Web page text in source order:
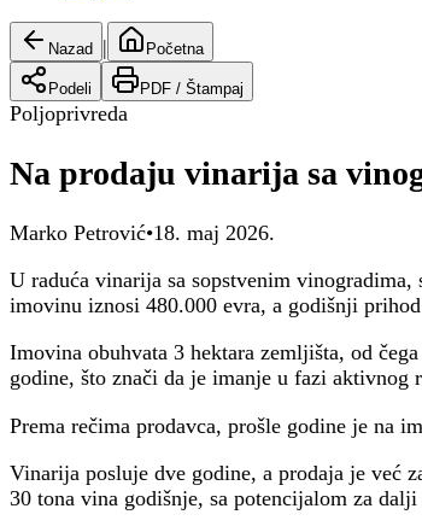
Nazad | Početna
Podeli PDF / Štampaj
Poljoprivreda
Na prodaju vinarija sa
Marko Petrović•18. maj 2026.
U raduća vinarija sa sopstvenim
imovinu iznosi 480.000 evra, a godišnji
Imovina obuhvata 3 hektara zemljišta, od
godine, što znači da je imanje u fazi
Prema rečima prodavca, prošle godine je na
Vinarija posluje dve godine, a prodaja je već
30 tona vina godišnje, sa potencijalom za